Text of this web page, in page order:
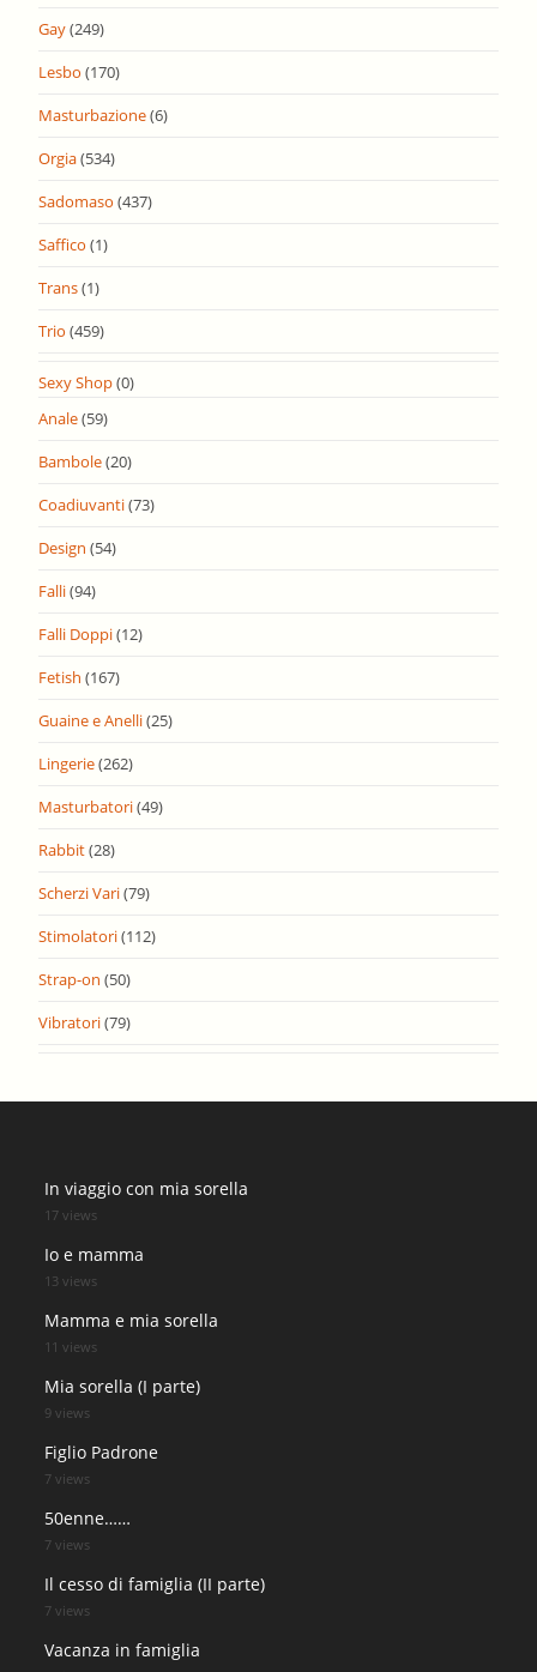
Gay(249)
Lesbo (170)
Masturbazione(6)
Orgia(534)
Sadomaso (437)
Saffico (1)
Trans(1)
Trio (459)
Sexy Shop(0)
Anale(59)
Bambole(20)
Coadiuvanti(73)
Design (54)
Falli(94)
Falli Doppi(12)
Fetish (167)
Guaine e Anelli(25)
Lingerie(262)
Masturbatori(49)
Rabbit(28)
Scherzi Vari(79)
Stimolatori(112)
Strap-on (50)
Vibratori(79)
In viaggio con mia sorella
17 views
Io e mamma
13 views
Mamma e mia sorella
11 views
Mia sorella (I parte)
9 views
Figlio Padrone
7 views
50enne……
7 views
Il cesso di famiglia (II parte)
7 views
Vacanza in famiglia